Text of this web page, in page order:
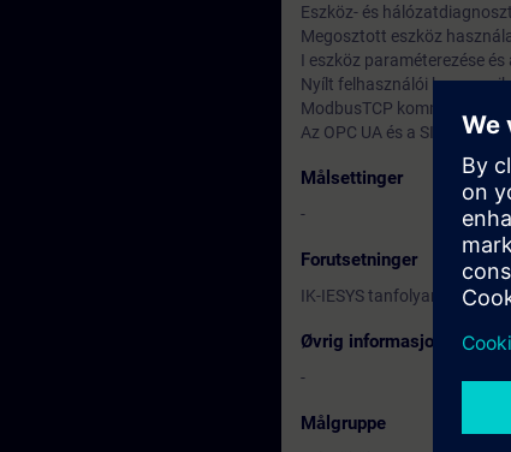
Eszköz- és
Megosztott eszköz
I eszköz paraméterezése
Nyílt felhasználói
ModbusTCP kommunikáció
Az OPC UA és a SIMATIC
Målsettinger
-
Forutsetninger
IK-IESYS tanfolyam vagy
Øvrig informasjon
-
Målgruppe